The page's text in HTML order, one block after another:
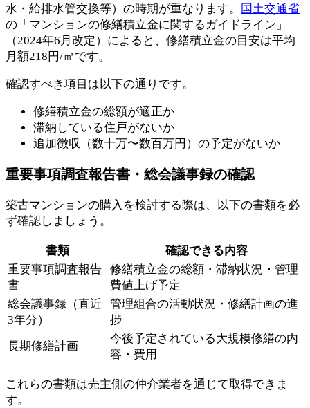
水・給排水管交換等）の時期が重なります。
国土交通省
の「マンションの修繕積立金に関するガイドライン」
（2024年6月改定）によると、修繕積立金の目安は平均
月額218円/㎡です。
確認すべき項目は以下の通りです。
修繕積立金の総額が適正か
滞納している住戸がないか
追加徴収（数十万〜数百万円）の予定がないか
重要事項調査報告書・総会議事録の確認
築古マンションの購入を検討する際は、以下の書類を必
ず確認しましょう。
書類
確認できる内容
重要事項調査報告
書
修繕積立金の総額・滞納状況・管理
費値上げ予定
総会議事録（直近
3年分）
管理組合の活動状況・修繕計画の進
捗
長期修繕計画
今後予定されている大規模修繕の内
容・費用
これらの書類は売主側の仲介業者を通じて取得できま
す。